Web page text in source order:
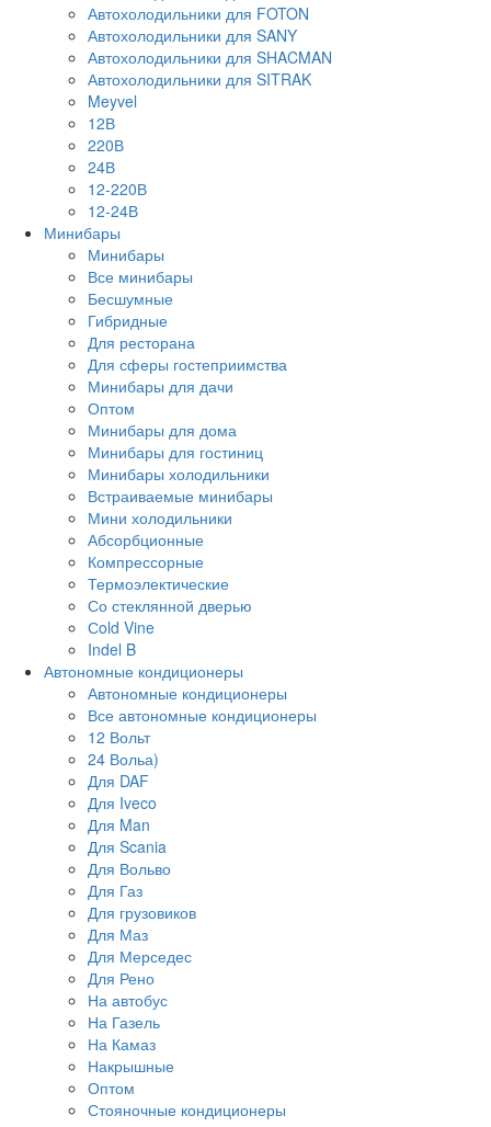
Автохолодильники для FOTON
Автохолодильники для SANY
Автохолодильники для SHACMAN
Автохолодильники для SITRAK
Meyvel
12В
220В
24В
12-220В
12-24В
Минибары
Минибары
Все минибары
Бесшумные
Гибридные
Для ресторана
Для сферы гостеприимства
Минибары для дачи
Оптом
Минибары для дома
Минибары для гостиниц
Минибары холодильники
Встраиваемые минибары
Мини холодильники
Абсорбционные
Компрессорные
Термоэлектические
Со стеклянной дверью
Сold Vine
Indel B
Автономные кондиционеры
Автономные кондиционеры
Все автономные кондиционеры
12 Вольт
24 Вольа)
Для DAF
Для Iveco
Для Man
Для Scania
Для Вольво
Для Газ
Для грузовиков
Для Маз
Для Мерседес
Для Рено
На автобус
На Газель
На Камаз
Накрышные
Оптом
Стояночные кондиционеры